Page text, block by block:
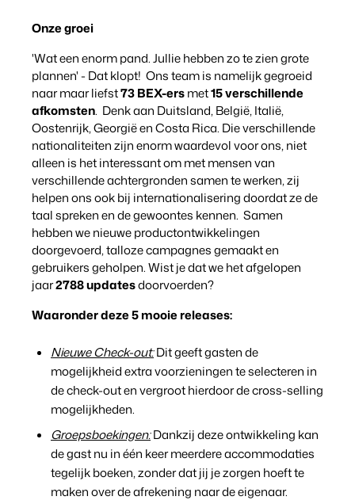
Vastgoedprojecten
transformeren tot
volgeboekte vakantieparken
Klantverhaal Hofparken
Onze groei
'Wat een enorm pand. Jullie hebben zo te zien grote
plannen' - Dat klopt! Ons team is namelijk gegroeid
naar maar liefst73 BEX-ersmet15 verschillende
afkomsten. Denk aan Duitsland, België, Italië,
Oostenrijk, Georgië en Costa Rica. Die verschillende
nationaliteiten zijn enorm waardevol voor ons, niet
alleen is het interessant om met mensen van
verschillende achtergronden samen te werken, zij
helpen ons ook bij internationalisering doordat ze de
taal spreken en de gewoontes kennen. Samen
hebben we nieuwe productontwikkelingen
doorgevoerd, talloze campagnes gemaakt en
gebruikers geholpen. Wist je dat we het afgelopen
jaar2788 updatesdoorvoerden?
Waaronder deze 5 mooie releases:
Nieuwe Check-out:Dit geeft gasten de
mogelijkheid extra voorzieningen te selecteren in
de check-out en vergroot hierdoor de cross-selling
mogelijkheden.
Groepsboekingen:Dankzij deze ontwikkeling kan
de gast nu in één keer meerdere accommodaties
tegelijk boeken, zonder dat jij je zorgen hoeft te
maken over de afrekening naar de eigenaar.